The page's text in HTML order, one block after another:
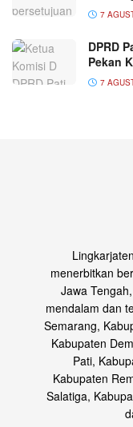
7
DPRD
Pekan
7
menerbitkan
Jawa
mendalam dan
Semarang,
Kabupaten
Pati,
Kabupaten
Salatiga,